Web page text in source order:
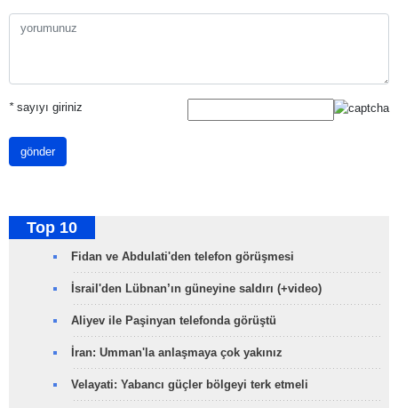
*sayıyı giriniz
gönder
Top 10
Fidan ve Abdulati'den telefon görüşmesi
İsrail'den Lübnan’ın güneyine saldırı (+video)
Aliyev ile Paşinyan telefonda görüştü
İran: Umman'la anlaşmaya çok yakınız
Velayati: Yabancı güçler bölgeyi terk etmeli